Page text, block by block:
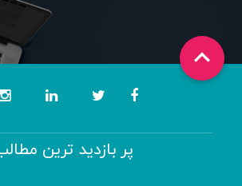

پر بازدید ترین